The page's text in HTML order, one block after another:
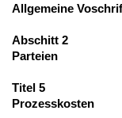
Allgemeine
Abschitt 2
Parteien
Titel 5
Prozesskosten